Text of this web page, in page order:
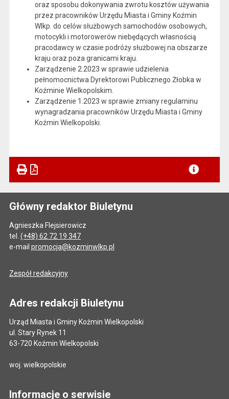
oraz sposobu dokonywania zwrotu kosztów używania
przez pracowników Urzędu Miasta i Gminy Koźmin
Wlkp. do celów służbowych samochodów osobowych,
motocykli i motorowerów niebędących własnością
pracodawcy w czasie podróży służbowej na obszarze
kraju oraz poza granicami kraju.
Zarządzenie 2.2023 w sprawie udzielenia
pełnomocnictwa Dyrektorowi Publicznego Żłobka w
Koźminie Wielkopolskim.
Zarządzenie 1.2023 w sprawie zmiany regulaminu
wynagradzania pracowników Urzędu Miasta i Gminy
Koźmin Wielkopolski.
Główny redaktor Biuletynu
Agnieszka Flejsierowicz
tel. (+48) 62 72 19 347
e-mail promocja@kozminwlkp.pl
Zespół redakcyjny
Adres redakcji Biuletynu
Urząd Miasta i Gminy Koźmin Wielkopolski
ul. Stary Rynek 11
63-720 Koźmin Wielkopolski
woj. wielkopolskie
Informacje o serwisie